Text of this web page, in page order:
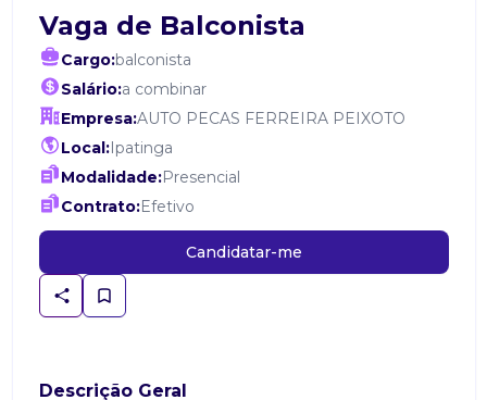
Vaga de Balconista
Cargo:balconista
Salário:a combinar
Empresa:AUTO PECAS FERREIRA PEIXOTO
Local:Ipatinga
Modalidade:Presencial
Contrato:Efetivo
Candidatar-me
Descrição Geral